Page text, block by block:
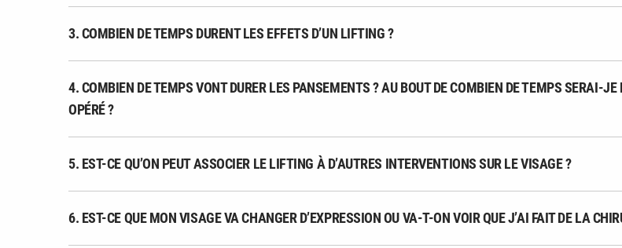
3. COMBIEN DE TEMPS DURENT LES EFFETS D’UN LIFTING ?
4. COMBIEN DE TEMPS VONT DURER LES PANSEMENTS ? AU BOUT DE COMBIEN DE TEMPS SERAI-
OPÉRÉ ?
5. EST-CE QU’ON PEUT ASSOCIER LE LIFTING À D’AUTRES INTERVENTIONS SUR LE VISAGE ?
6. EST-CE QUE MON VISAGE VA CHANGER D’EXPRESSION OU VA-T-ON VOIR QUE J’AI FAIT DE LA